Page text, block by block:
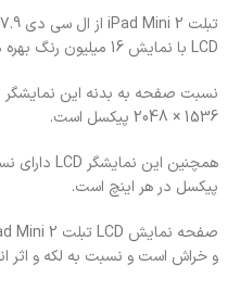
LCD با نمایش 16 میلیون رنگ بهره می برد.
1536 × 2048 پیکسل است.
پیکسل در هر اینچ است.
و خراش است و نسبت به لکه و اثر